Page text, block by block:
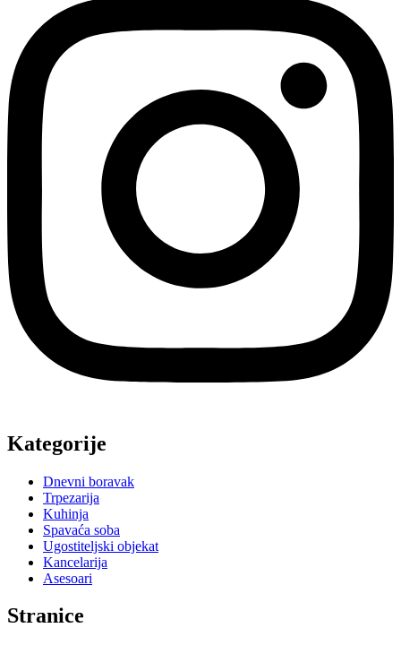
Kategorije
Dnevni boravak
Trpezarija
Kuhinja
Spavaća soba
Ugostiteljski objekat
Kancelarija
Asesoari
Stranice